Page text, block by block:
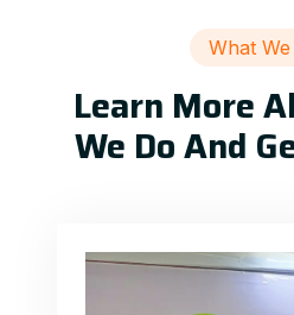
What
Learn More
We Do And